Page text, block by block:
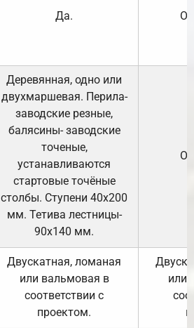
Да.
Деревянная, одно или
двухмаршевая. Перила-
заводские резные,
балясины- заводские
точеные,
устанавливаются
стартовые точёные
столбы. Ступени 40х200
мм. Тетива лестницы-
90х140 мм.
Двускатная, ломаная
или вальмовая в
соответствии с
проектом.
или